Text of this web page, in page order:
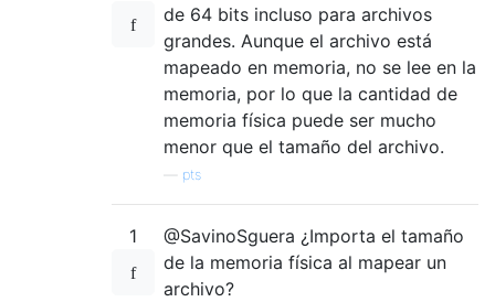
de 64 bits incluso para archivos
grandes. Aunque el archivo está
mapeado en memoria, no se lee en la
memoria, por lo que la cantidad de
memoria física puede ser mucho
menor que el tamaño del archivo.
pts
1
@SavinoSguera ¿Importa el tamaño
de la memoria física al mapear un
archivo?